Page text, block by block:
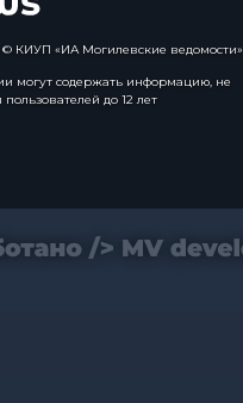
КИУП «ИА Могилевские ведомости»
могут содержать информацию, не
до 12 лет